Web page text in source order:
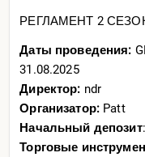
РЕГЛАМЕНТ 2
Даты проведения:
31.08.2025
Директор: ndr
Организатор: Patt
Начальный депозит
Торговые